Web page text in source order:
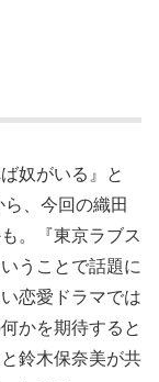
奴がいる』と
、今回の織田
。『東京ラブス
うことで話題に
恋愛ドラマでは
かを期待すると
鈴木保奈美が共